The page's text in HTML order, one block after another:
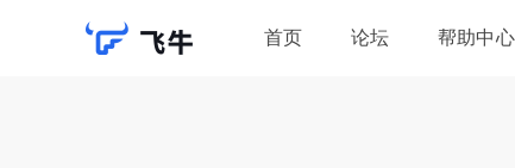
首页 论坛 帮助中心